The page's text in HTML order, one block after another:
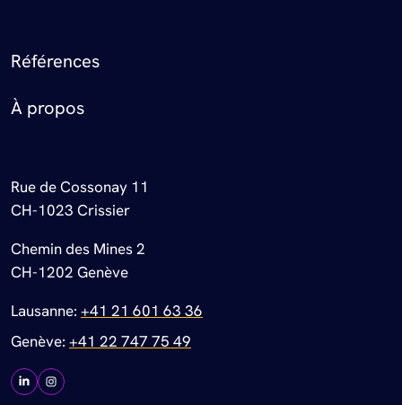
Références
À propos
Rue de Cossonay 11
CH-1023 Crissier
Chemin des Mines 2
CH-1202 Genève
Lausanne: +41 21 601 63 36
Genève: +41 22 747 75 49